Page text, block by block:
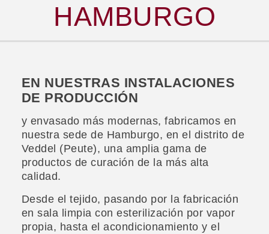
HAMBURGO
EN NUESTRAS INSTALACIONES
DE PRODUCCIÓN
y envasado más modernas, fabricamos en
nuestra sede de Hamburgo, en el distrito de
Veddel (Peute), una amplia gama de
productos de curación de la más alta
calidad.
Desde el tejido, pasando por la fabricación
en sala limpia con esterilización por vapor
propia, hasta el acondicionamiento y el